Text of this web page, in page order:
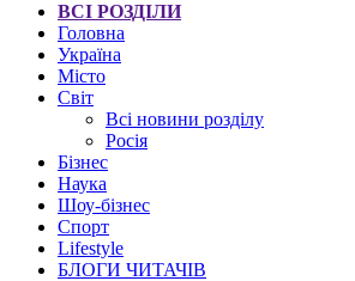
ВСІ РОЗДІЛИ
Головна
Україна
Місто
Світ
Всі новини розділу
Росія
Бізнес
Наука
Шоу-бізнес
Спорт
Lifestyle
БЛОГИ ЧИТАЧІВ